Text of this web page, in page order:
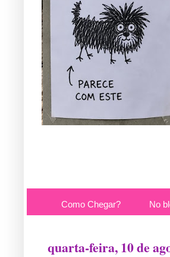
Como Chegar? No
quarta-feira, 10 de